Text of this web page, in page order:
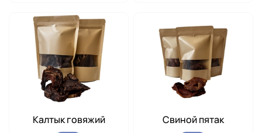
Калтык говяжий Свиной пятак